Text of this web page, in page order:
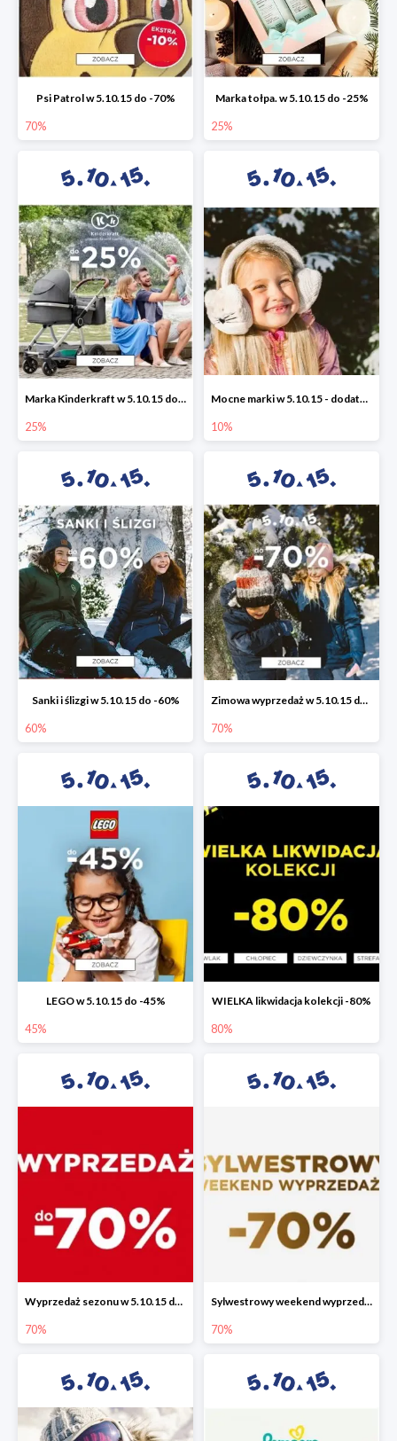
Psi Patrol w 5.10.15 do -70%
70%
Marka tołpa. w 5.10.15 do -25%
25%
Marka Kinderkraft w 5.10.15 do -25%
25%
Mocne marki w 5.10.15 - dodatkowe -10% rabatu
10%
Sanki i ślizgi w 5.10.15 do -60%
60%
Zimowa wyprzedaż w 5.10.15 do -70%
70%
LEGO w 5.10.15 do -45%
45%
WIELKA likwidacja kolekcji -80%
80%
Wyprzedaż sezonu w 5.10.15 do -70%
70%
Sylwestrowy weekend wyprzedaży do -70%
70%